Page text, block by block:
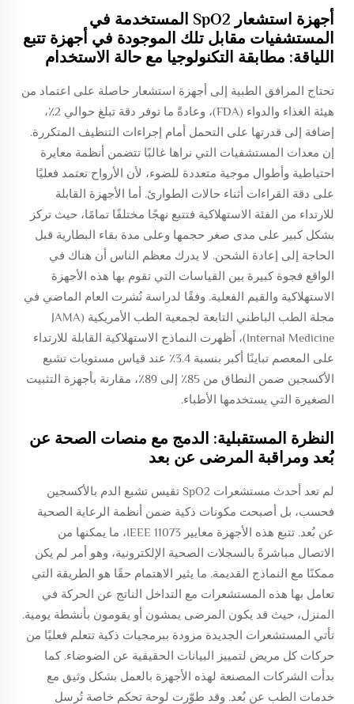
أجهزة استشعار SpO2 المستخدمة في
المستشفيات مقابل تلك الموجودة في أجهزة تتبع
اللياقة: مطابقة التكنولوجيا مع حالة الاستخدام
تحتاج المرافق الطبية إلى أجهزة استشعار حاصلة على اعتماد من
هيئة الغذاء والدواء (FDA)، وعادةً ما توفر دقة تبلغ حوالي 2٪،
إضافة إلى قدرتها على التحمل أمام إجراءات التنظيف المتكررة.
إن معدات المستشفيات التي نراها غالبًا تتضمن أنظمة معايرة
احتياطية وأطوال موجية متعددة للضوء، لأن الأرواح تعتمد فعليًا
على دقة القراءات أثناء حالات الطوارئ. أما الأجهزة القابلة
للارتداء من الفئة الاستهلاكية فتتبع نهجًا مختلفًا تمامًا، حيث تركز
بشكل كبير على مدى صغر حجمها وعلى مدة بقاء البطارية قبل
الحاجة إلى إعادة الشحن. لا يدرك معظم الناس أن هناك في
الواقع فجوة كبيرة بين القياسات التي تقوم بها هذه الأجهزة
الاستهلاكية والقيم الفعلية. وفقًا لدراسة نُشرت العام الماضي في
مجلة الطب الباطني التابعة لجمعية الطب الأمريكية (JAMA
Internal Medicine)، أظهرت النماذج الاستهلاكية القابلة للارتداء
على المعصم تباينًا أكبر بنسبة 3.4٪ عند قياس مستويات تشبع
الأكسجين ضمن النطاق من 85٪ إلى 89٪، مقارنة بأجهزة التثبيت
الصغيرة التي يستخدمها الأطباء.
النظرة المستقبلية: الدمج مع منصات الصحة عن
بُعد ومراقبة المرضى عن بعد
لم تعد أحدث مستشعرات SpO2 تقيس تشبع الدم بالأكسجين
فحسب، بل أصبحت مكونات ذكية ضمن أنظمة الرعاية الصحية
عن بُعد. تتبع هذه الأجهزة معايير IEEE 11073، ما يمكنها من
الاتصال مباشرةً بالسجلات الصحية الإلكترونية، وهو أمر لم يكن
ممكنًا مع النماذج القديمة. ما يثير الاهتمام حقًا هو الطريقة التي
تعامل بها هذه المستشعرات مع التداخل الناتج عن الحركة في
المنزل، حيث قد يكون المرضى يمشون أو يقومون بأنشطة يومية.
تأتي المستشعرات الجديدة مزودة ببرمجيات ذكية تتعلم فعليًا من
حركات كل مريض لتمييز البيانات الحقيقية عن الضوضاء. كما
بدأت الشركات المصنعة لهذه الأجهزة بالعمل بشكل وثيق مع
خدمات الطب عن بُعد. وقد طوّرت لوحة تحكم خاصة تُرسل